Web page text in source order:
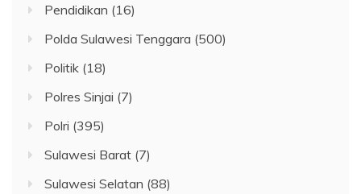
Pendidikan (16)
Polda Sulawesi Tenggara (500)
Politik (18)
Polres Sinjai (7)
Polri (395)
Sulawesi Barat (7)
Sulawesi Selatan (88)